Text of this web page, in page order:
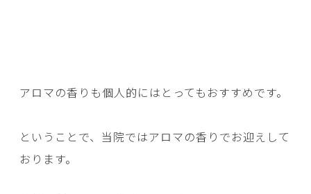
アロマの香りも個人的にはとってもおすすめです。
ということで、当院ではアロマの香りでお迎えして
おります。